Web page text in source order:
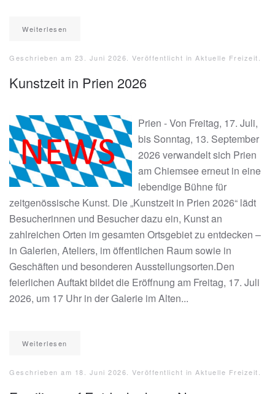
Weiterlesen
Geschrieben am 23. Juni 2026 . Veröffentlicht in Aktuelle Freizeit
Kunstzeit in Prien 2026
Prien - Von Freitag, 17. Juli,
bis Sonntag, 13. September
2026 verwandelt sich Prien
am Chiemsee erneut in eine
lebendige Bühne für
zeitgenössische Kunst. Die „Kunstzeit in Prien 2026“ lädt
Besucherinnen und Besucher dazu ein, Kunst an
zahlreichen Orten im gesamten Ortsgebiet zu entdecken –
in Galerien, Ateliers, im öffentlichen Raum sowie in
Geschäften und besonderen Ausstellungsorten.Den
feierlichen Auftakt bildet die Eröffnung am Freitag, 17. Juli
2026, um 17 Uhr in der Galerie im Alten...
Weiterlesen
Geschrieben am 18. Juni 2026 . Veröffentlicht in Aktuelle Freizeit